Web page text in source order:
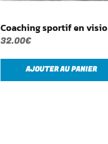
Coaching sportif en visio
32.00€
AJOUTER AU PANIER